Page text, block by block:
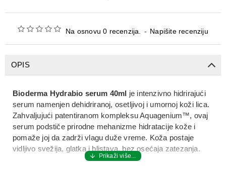
Na osnovu 0 recenzija. - Napišite recenziju
OPIS
Bioderma Hydrabio serum 40ml je intenzivno hidrirajući
serum namenjen dehidriranoj, osetljivoj i umornoj koži lica.
Zahvaljujući patentiranom kompleksu Aquagenium™, ovaj
serum podstiče prirodne mehanizme hidratacije kože i
pomaže joj da zadrži vlagu duže vreme. Koža postaje
vidljivo svežija, glatka i blistava, bez osećaja zatezanja.